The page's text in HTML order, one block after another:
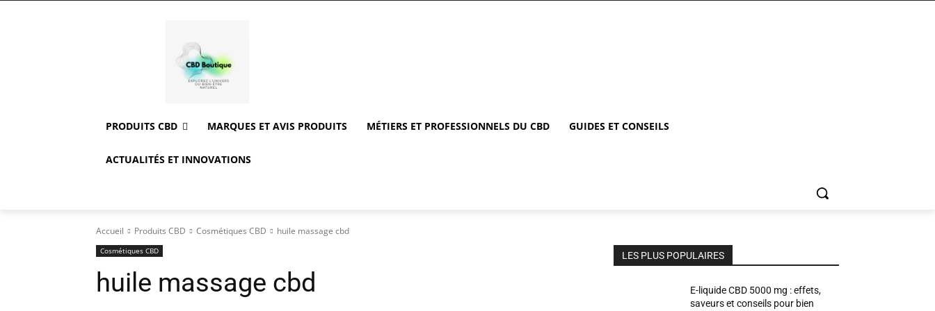
PRODUITS CBD MARQUES ET AVIS PRODUITS MÉTIERS ET PROFESSIONNELS DU CBD GUIDES ET CONSEILS
ACTUALITÉS ET INNOVATIONS
Accueil Produits CBD Cosmétiques CBD huile massage cbd
Cosmétiques CBD
huile massage cbd
LES PLUS POPULAIRES
E-liquide CBD 5000 mg : effets,
saveurs et conseils pour bien